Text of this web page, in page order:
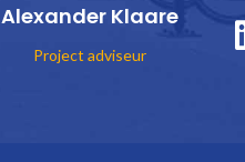
Alexander Klaare
Project adviseur